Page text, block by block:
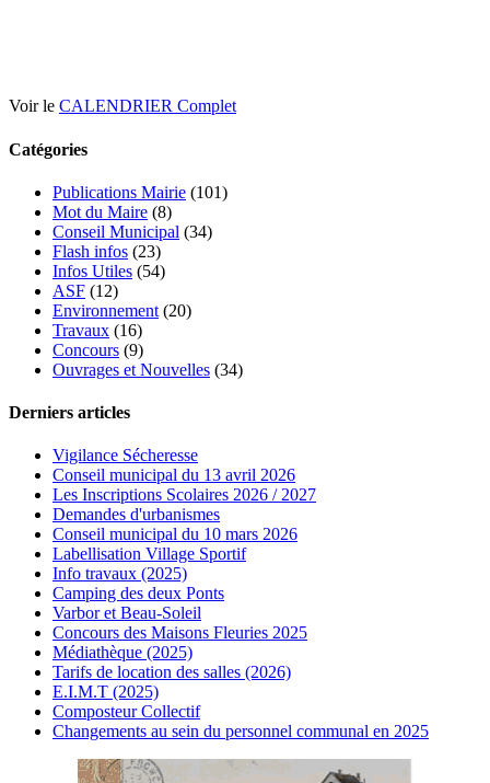
Voir le CALENDRIER Complet
Catégories
Publications Mairie (101)
Mot du Maire (8)
Conseil Municipal (34)
Flash infos (23)
Infos Utiles (54)
ASF (12)
Environnement (20)
Travaux (16)
Concours (9)
Ouvrages et Nouvelles (34)
Derniers articles
Vigilance Sécheresse
Conseil municipal du 13 avril 2026
Les Inscriptions Scolaires 2026 / 2027
Demandes d'urbanismes
Conseil municipal du 10 mars 2026
Labellisation Village Sportif
Info travaux (2025)
Camping des deux Ponts
Varbor et Beau-Soleil
Concours des Maisons Fleuries 2025
Médiathèque (2025)
Tarifs de location des salles (2026)
E.I.M.T (2025)
Composteur Collectif
Changements au sein du personnel communal en 2025